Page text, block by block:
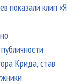
показали клип «Я
Крида, став